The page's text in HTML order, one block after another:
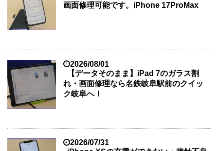
画面修理可能です。iPhone 17ProMax
2026/08/01
【データそのまま】iPad 7のガラス割
れ・画面修理なら名鉄岐阜駅前のクイッ
ク岐阜へ！
2026/07/31